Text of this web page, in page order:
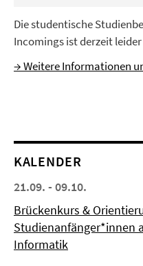
Die studentische
Incomings ist derzeit
→ Weitere Informationen
KALENDER
21.09. - 09.10.
Brückenkurs &
Studienanfänger*innen
Informatik